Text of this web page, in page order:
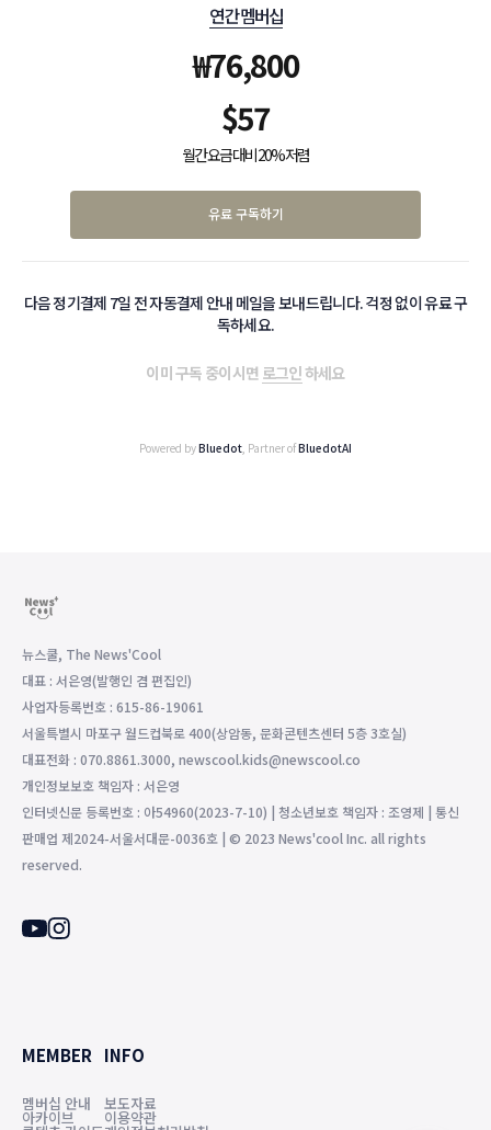
연간 멤버십
₩76,800
$57
월간 요금 대비 20% 저렴
유료 구독하기
다음 정기결제 7일 전 자동결제 안내 메일을 보내드립니다. 걱정 없이 유료 구
독하세요.
이미 구독 중이시면 로그인하세요
Powered byBluedot , Partner ofBluedotAI
뉴스쿨, The News'Cool
대표 : 서은영(발행인 겸 편집인)
사업자등록번호 : 615-86-19061
서울특별시 마포구 월드컵북로 400(상암동, 문화콘텐츠센터 5층 3호실)
대표전화 : 070.8861.3000, newscool.kids@newscool.co
개인정보보호 책임자 : 서은영
인터넷신문 등록번호 : 아54960(2023-7-10) | 청소년보호 책임자 : 조영제 | 통신
판매업 제2024-서울서대문-0036호 | © 2023 News'cool Inc. all rights
reserved.
MEMBER
멤버십 안내
아카이브
INFO
보도자료
이용약관